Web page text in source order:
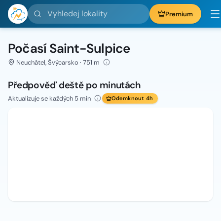
Vyhledej lokality Premium
Počasí Saint-Sulpice
Neuchâtel, Švýcarsko · 751 m
Předpověď deště po minutách
Aktualizuje se každých 5 min Odemknout 4h